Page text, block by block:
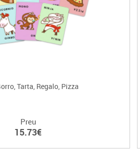
Tarta, Regalo, Pizza
Preu
15.73€